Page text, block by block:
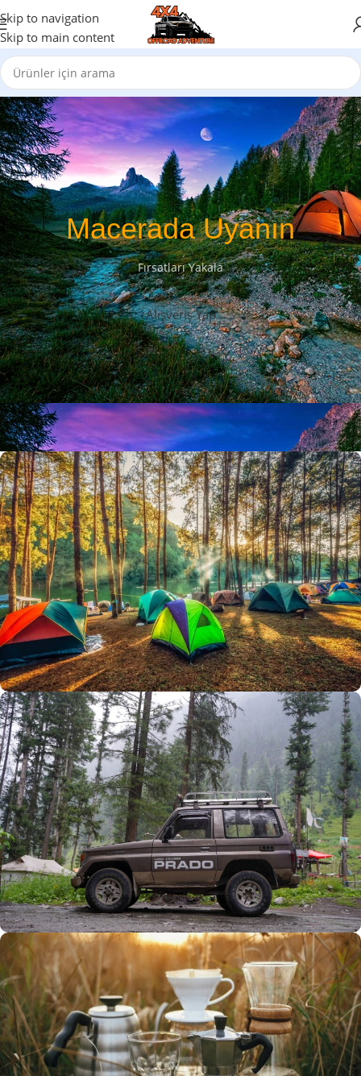
Skip to navigation
Skip to main content
Macerada Uyanın
Fırsatları Yakala
Alışveriş Yap
Büyük Yaz İndirimi
0
Günler
00
Hr
00
Min
00
SSK
Alışverişe Başla
ARAÇ AKSESUARLARI
SATIŞ VE MONTAJ
Keşfet